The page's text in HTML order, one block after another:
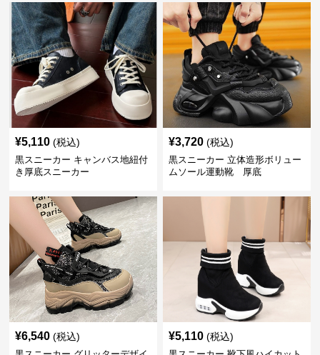
¥5,110 (税込)
黒スニーカー キャンバス地紐付
き厚底スニーカー
¥3,720 (税込)
黒スニーカー 立体造形ボリュー
ムソール運動靴 厚底
¥6,540 (税込) ¥5,110 (税込)